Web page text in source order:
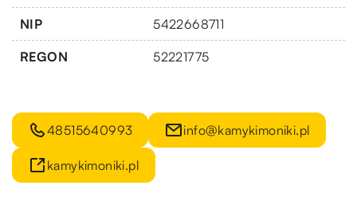
NIP 5422668711
REGON 52221775
48515640993 info@kamykimoniki.pl
kamykimoniki.pl